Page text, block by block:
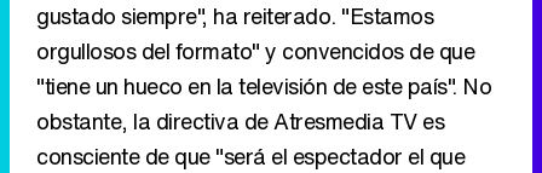
gustado siempre", ha reiterado. "Estamos
orgullosos del formato" y convencidos de que
"tiene un hueco en la televisión de este país". No
obstante, la directiva de Atresmedia TV es
consciente de que "será el espectador el que